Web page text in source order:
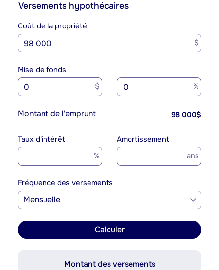
Versements hypothécaires
Coût de la propriété
$
Mise de fonds
$ %
Montant de l'emprunt 98 000$
Taux d'intérêt
%
Amortissement
ans
Fréquence des versements
Mensuelle
Calculer
Montant des versements